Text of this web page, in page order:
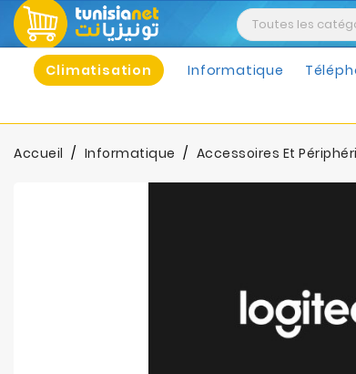
Climatisation Informatique
Accueil Informatique Accessoires Et